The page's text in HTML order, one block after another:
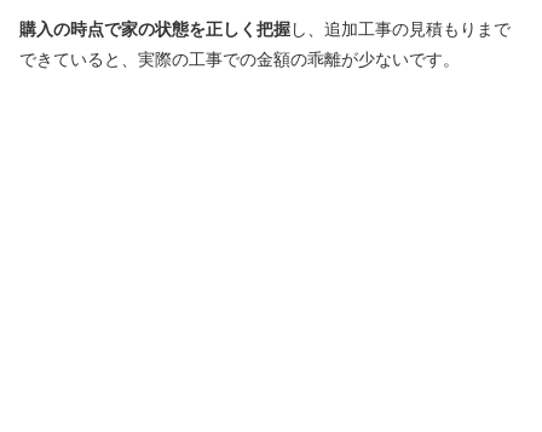
購入の時点で家の状態を正しく把握 し、追加工事の見積もりまで
できていると、実際の工事での金額の乖離が少ないです。